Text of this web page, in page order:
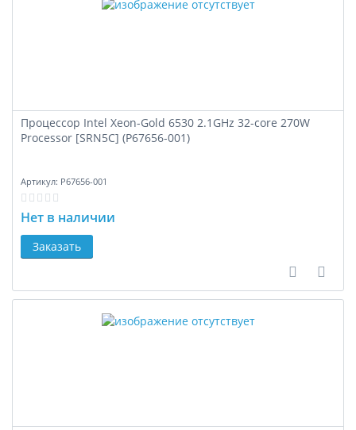
Процессор Intel Xeon-Gold 6530 2.1GHz 32-core 270W
Processor [SRN5C] (P67656-001)
Артикул: P67656-001
Нет в наличии
Заказать
В В